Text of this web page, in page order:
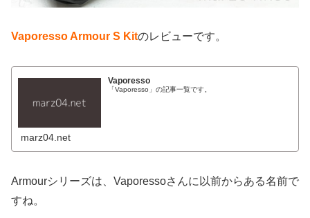
Vaporesso Armour S Kitのレビューです。
Vaporesso
「Vaporesso」の記事一覧です。
marz04.net
Armourシリーズは、Vaporessoさんに以前からある名前で
すね。